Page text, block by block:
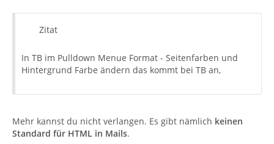
Zitat
In TB im Pulldown Menue Format - Seitenfarben und
Hintergrund Farbe ändern das kommt bei TB an,
Mehr kannst du nicht verlangen. Es gibt nämlich keinen
Standard für HTML in Mails.